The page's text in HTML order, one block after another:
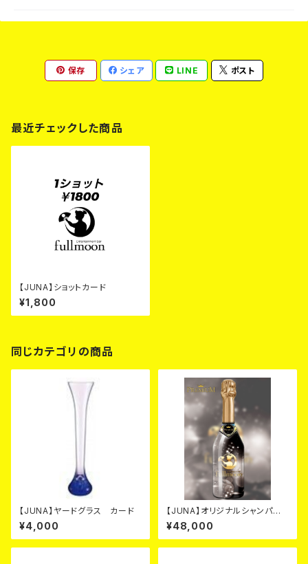
保存 シェア LINE ポスト
最近チェックした商品
【JUNA】ショットカード
¥1,800
同じカテゴリの商品
【JUNA】ヤードグラス カード
¥4,000
【JUNA】オリジナルシャンパ
ン ブラック カード
¥48,000